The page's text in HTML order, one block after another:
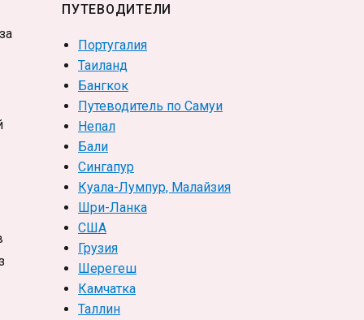
ПУТЕВОДИТЕЛИ
Португалия
Таиланд
Бангкок
Путеводитель по Самуи
Непал
Бали
Сингапур
Куала-Лумпур, Малайзия
Шри-Ланка
США
Грузия
Шерегеш
Камчатка
Таллин